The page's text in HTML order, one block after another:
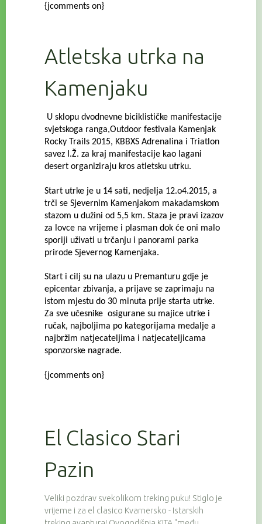
{jcomments on}
Atletska utrka na
Kamenjaku
U sklopu dvodnevne biciklističke manifestacije
svjetskoga ranga,Outdoor festivala Kamenjak
Rocky Trails 2015, KBBXS Adrenalina i Triatlon
savez I.Ž. za kraj manifestacije kao lagani
desert organiziraju kros atletsku utrku.
Start utrke je u 14 sati, nedjelja 12.o4.2015, a
trči se Sjevernim Kamenjakom makadamskom
stazom u dužini od 5,5 km. Staza je pravi izazov
za lovce na vrijeme i plasman dok će oni malo
sporiji uživati u trčanju i panorami parka
prirode Sjevernog Kamenjaka.
Start i cilj su na ulazu u Premanturu gdje je
epicentar zbivanja, a prijave se zaprimaju na
istom mjestu do 30 minuta prije starta utrke.
Za sve učesnike osigurane su majice utrke i
ručak, najboljima po kategorijama medalje a
najbržim natjecateljima i natjecateljicama
sponzorske nagrade.
{jcomments on}
El Clasico Stari
Pazin
Veliki pozdrav svekolikom treking puku! Stiglo je
vrijeme i za el clasico Kvarnersko - Istarskih